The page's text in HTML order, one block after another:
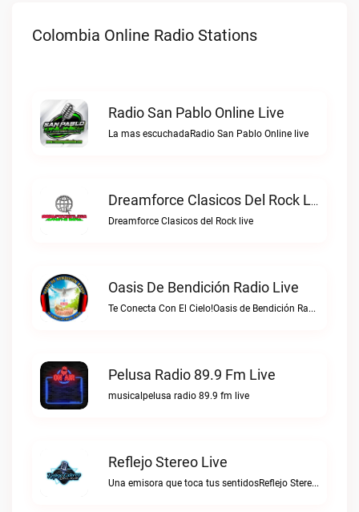
Colombia Online Radio Stations
Radio San Pablo Online Live
La mas escuchadaRadio San Pablo Online live
Dreamforce Clasicos Del Rock Live
Dreamforce Clasicos del Rock live
Oasis De Bendición Radio Live
Te Conecta Con El Cielo!Oasis de Bendición Radio live
Pelusa Radio 89.9 Fm Live
musicalpelusa radio 89.9 fm live
Reflejo Stereo Live
Una emisora que toca tus sentidosReflejo Stereo live